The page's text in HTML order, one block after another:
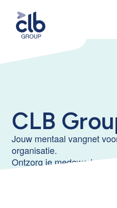
CLB
Jouw mentaal vangnet
organisatie.
Ontzorg je medewerkers.